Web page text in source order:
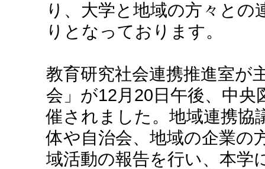
り、大学と地域の方々と
りとなっております。
教育研究社会連携推進室
会」が12月20日午後、中
催されました。地域連携協
体や自治会、地域の企業の
域活動の報告を行い、本学